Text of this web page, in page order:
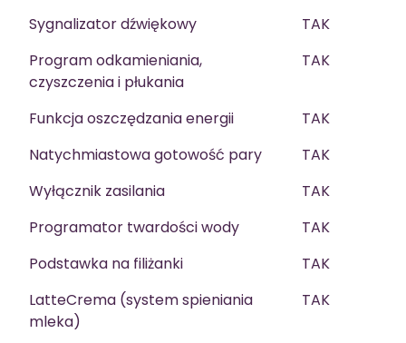
Sygnalizator dźwiękowy
TAK
Program odkamieniania,
czyszczenia i płukania
TAK
Funkcja oszczędzania energii
TAK
Natychmiastowa gotowość pary
TAK
Wyłącznik zasilania
TAK
Programator twardości wody
TAK
Podstawka na filiżanki
TAK
LatteCrema (system spieniania
mleka)
TAK